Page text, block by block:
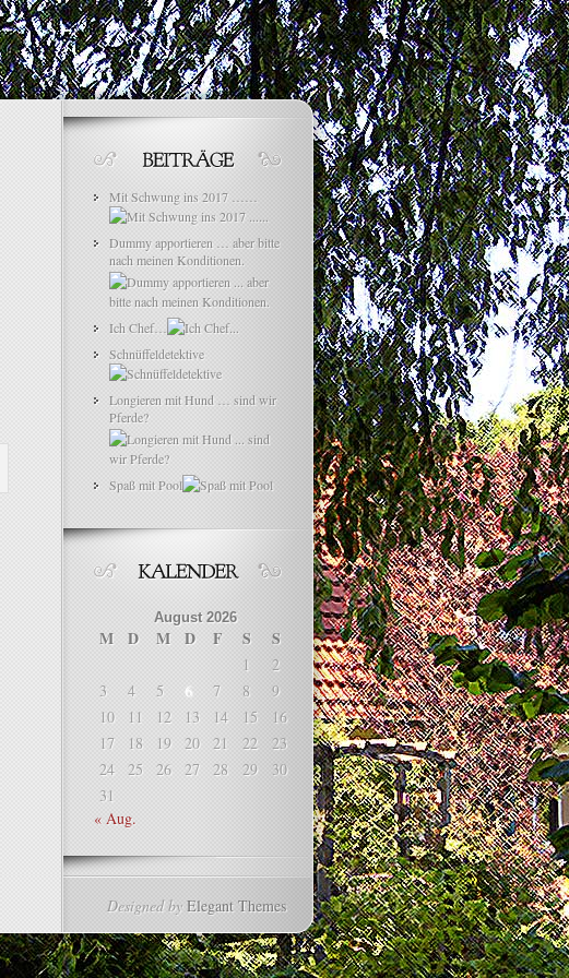
Mit Schwung ins 2017 ……
Dummy apportieren … aber bitte
nach meinen Konditionen.
Ich Chef…
Schnüffeldetektive
Longieren mit Hund … sind wir
Pferde?
Spaß mit Pool
August 2026
M D M D F S S
1
2
3
4 5 6 7 8
9
10
11 12 13 14 15
16
17
18 19 20 21 22
23
24
25 26 27 28 29
30
31
« Aug.
Designed byElegant Themes